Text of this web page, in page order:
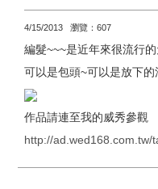
4/15/2013 瀏覽：607
編髮~~~是近年來很流行
可以是包頭~可以是放下的
作品請連至我的威秀參觀
http://ad.wed168.com.tw/